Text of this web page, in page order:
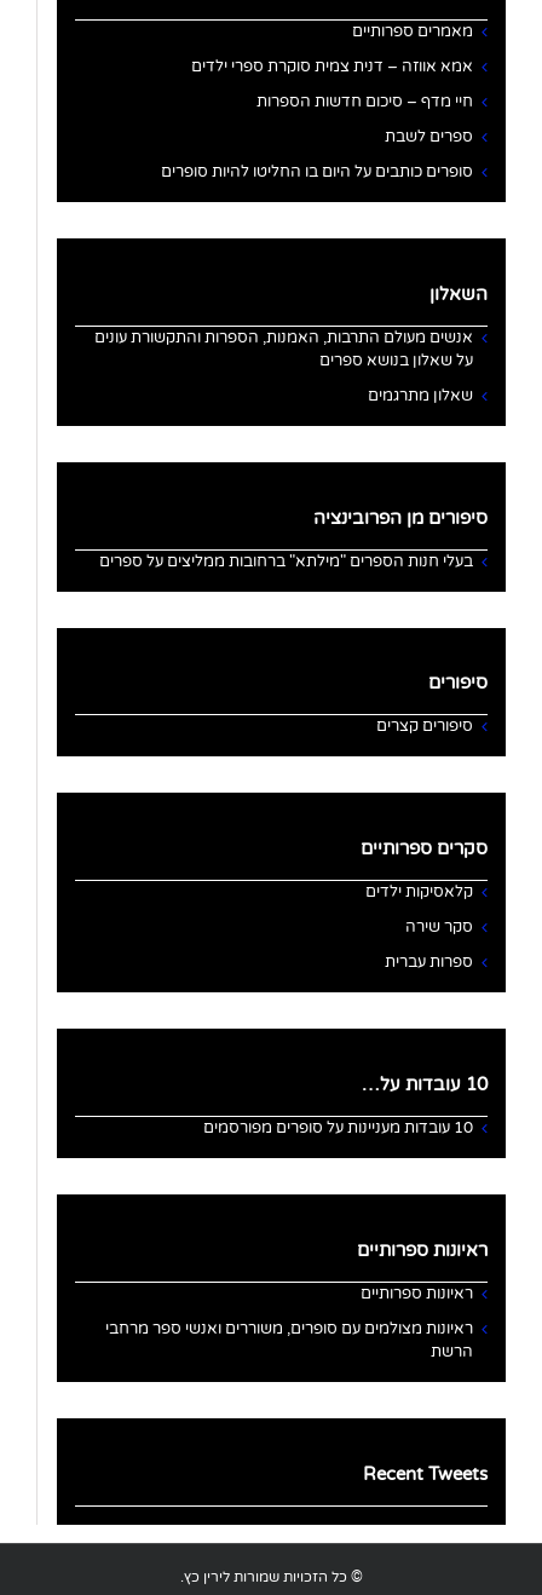
מאמרים ספרותיים
אמא אווזה – דנית צמית סוקרת ספרי ילדים
חיי מדף – סיכום חדשות הספרות
ספרים לשבת
סופרים כותבים על היום בו החליטו להיות סופרים
השאלון
אנשים מעולם התרבות, האמנות, הספרות והתקשורת עונים
על שאלון בנושא ספרים
שאלון מתרגמים
סיפורים מן הפרובינציה
בעלי חנות הספרים "מילתא" ברחובות ממליצים על ספרים
סיפורים
סיפורים קצרים
סקרים ספרותיים
קלאסיקות ילדים
סקר שירה
ספרות עברית
10 עובדות על…
10 עובדות מעניינות על סופרים מפורסמים
ראיונות ספרותיים
ראיונות ספרותיים
ראיונות מצולמים עם סופרים, משוררים ואנשי ספר מרחבי
הרשת
Recent Tweets
© כל הזכויות שמורות לירין כץ.